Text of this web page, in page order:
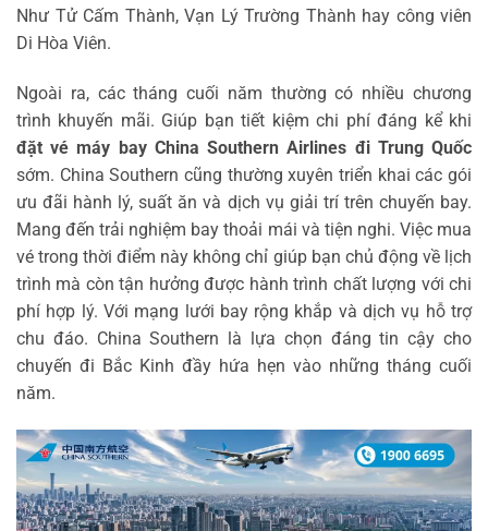
Như Tử Cấm Thành, Vạn Lý Trường Thành hay công viên
Di Hòa Viên.
Ngoài ra, các tháng cuối năm thường có nhiều chương
trình khuyến mãi. Giúp bạn tiết kiệm chi phí đáng kể khi
đặt vé máy bay China Southern Airlines đi Trung Quốc
sớm. China Southern cũng thường xuyên triển khai các gói
ưu đãi hành lý, suất ăn và dịch vụ giải trí trên chuyến bay.
Mang đến trải nghiệm bay thoải mái và tiện nghi. Việc mua
vé trong thời điểm này không chỉ giúp bạn chủ động về lịch
trình mà còn tận hưởng được hành trình chất lượng với chi
phí hợp lý. Với mạng lưới bay rộng khắp và dịch vụ hỗ trợ
chu đáo. China Southern là lựa chọn đáng tin cậy cho
chuyến đi Bắc Kinh đầy hứa hẹn vào những tháng cuối
năm.